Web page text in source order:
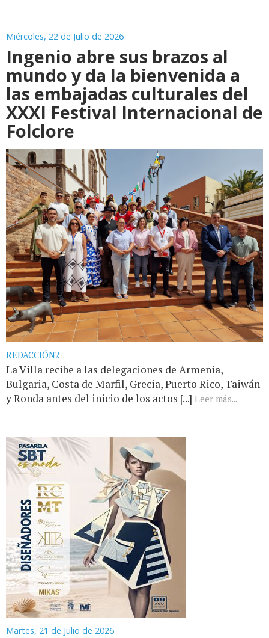
Miércoles, 22 de Julio de 2026
Ingenio abre sus brazos al
mundo y da la bienvenida a
las embajadas culturales del
XXXI Festival Internacional de
Folclore
REDACCIÓN2
La Villa recibe a las delegaciones de Armenia,
Bulgaria, Costa de Marfil, Grecia, Puerto Rico, Taiwán
y Ronda antes del inicio de los actos [...] Leer más...
Martes, 21 de Julio de 2026